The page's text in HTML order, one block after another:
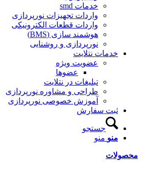
خدمات smd
واردات تجهیزات نورپردازی
واردات قطعات الکترونیکی
هوشمند سازی (BMS)
نورپردازی و روشنایی
خدمات نتلایت
عضویت ویژه
عضوها
تبلیغات در نتلایت
طراحی و مشاوره نورپردازی
آموزش خصوصی نورپردازی
ثبت سفارش
جستجو
منو منو
محصولات